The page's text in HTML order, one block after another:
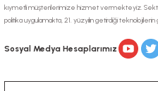
kıymetli müşterilerimize hizmet vermekteyiz.
politika uygulamakta, 21. yüzyılın getirdiği
Sosyal Medya Hesaplarımız